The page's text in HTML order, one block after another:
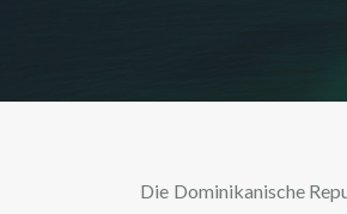
Die Dominikanische